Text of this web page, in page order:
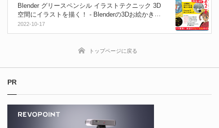
Blender グリースペンシル イラストテクニック 3D
空間にイラストを描く！ - Blenderの3Dお絵かき機
能「Grease Pencil」を重点的に学べる本が登場！
2022年10月24日発売！
2022-10-17
トップページに戻る
PR